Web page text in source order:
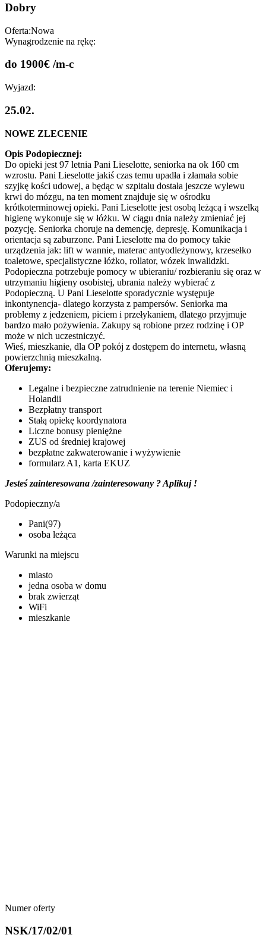
Dobry
Oferta:Nowa
Wynagrodzenie na rękę:
do 1900€ /m-c
Wyjazd:
25.02.
NOWE ZLECENIE
Opis Podopiecznej:
Do opieki jest 97 letnia Pani Lieselotte, seniorka na ok 160 cm
wzrostu. Pani Lieselotte jakiś czas temu upadła i złamała sobie
szyjkę kości udowej, a będąc w szpitalu dostała jeszcze wylewu
krwi do mózgu, na ten moment znajduje się w ośrodku
krótkoterminowej opieki. Pani Lieselotte jest osobą leżącą i wszelką
higienę wykonuje się w łóżku. W ciągu dnia należy zmieniać jej
pozycję. Seniorka choruje na demencję, depresję. Komunikacja i
orientacja są zaburzone. Pani Lieselotte ma do pomocy takie
urządzenia jak: lift w wannie, materac antyodleżynowy, krzesełko
toaletowe, specjalistyczne łóżko, rollator, wózek inwalidzki.
Podopieczna potrzebuje pomocy w ubieraniu/ rozbieraniu się oraz w
utrzymaniu higieny osobistej, ubrania należy wybierać z
Podopieczną. U Pani Lieselotte sporadycznie występuje
inkontynencja- dlatego korzysta z pampersów. Seniorka ma
problemy z jedzeniem, piciem i przełykaniem, dlatego przyjmuje
bardzo mało pożywienia. Zakupy są robione przez rodzinę i OP
może w nich uczestniczyć.
Wieś, mieszkanie, dla OP pokój z dostępem do internetu, własną
powierzchnią mieszkalną.
Oferujemy:
Legalne i bezpieczne zatrudnienie na terenie Niemiec i
Holandii
Bezpłatny transport
Stałą opiekę koordynatora
Liczne bonusy pieniężne
ZUS od średniej krajowej
bezpłatne zakwaterowanie i wyżywienie
formularz A1, karta EKUZ
Jesteś zainteresowana /zainteresowany ? Aplikuj !
Podopieczny/a
Pani(97)
osoba leżąca
Warunki na miejscu
miasto
jedna osoba w domu
brak zwierząt
WiFi
mieszkanie
Numer oferty
NSK/17/02/01